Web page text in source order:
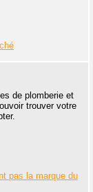
de plomberie et
trouver votre
pas la marque du